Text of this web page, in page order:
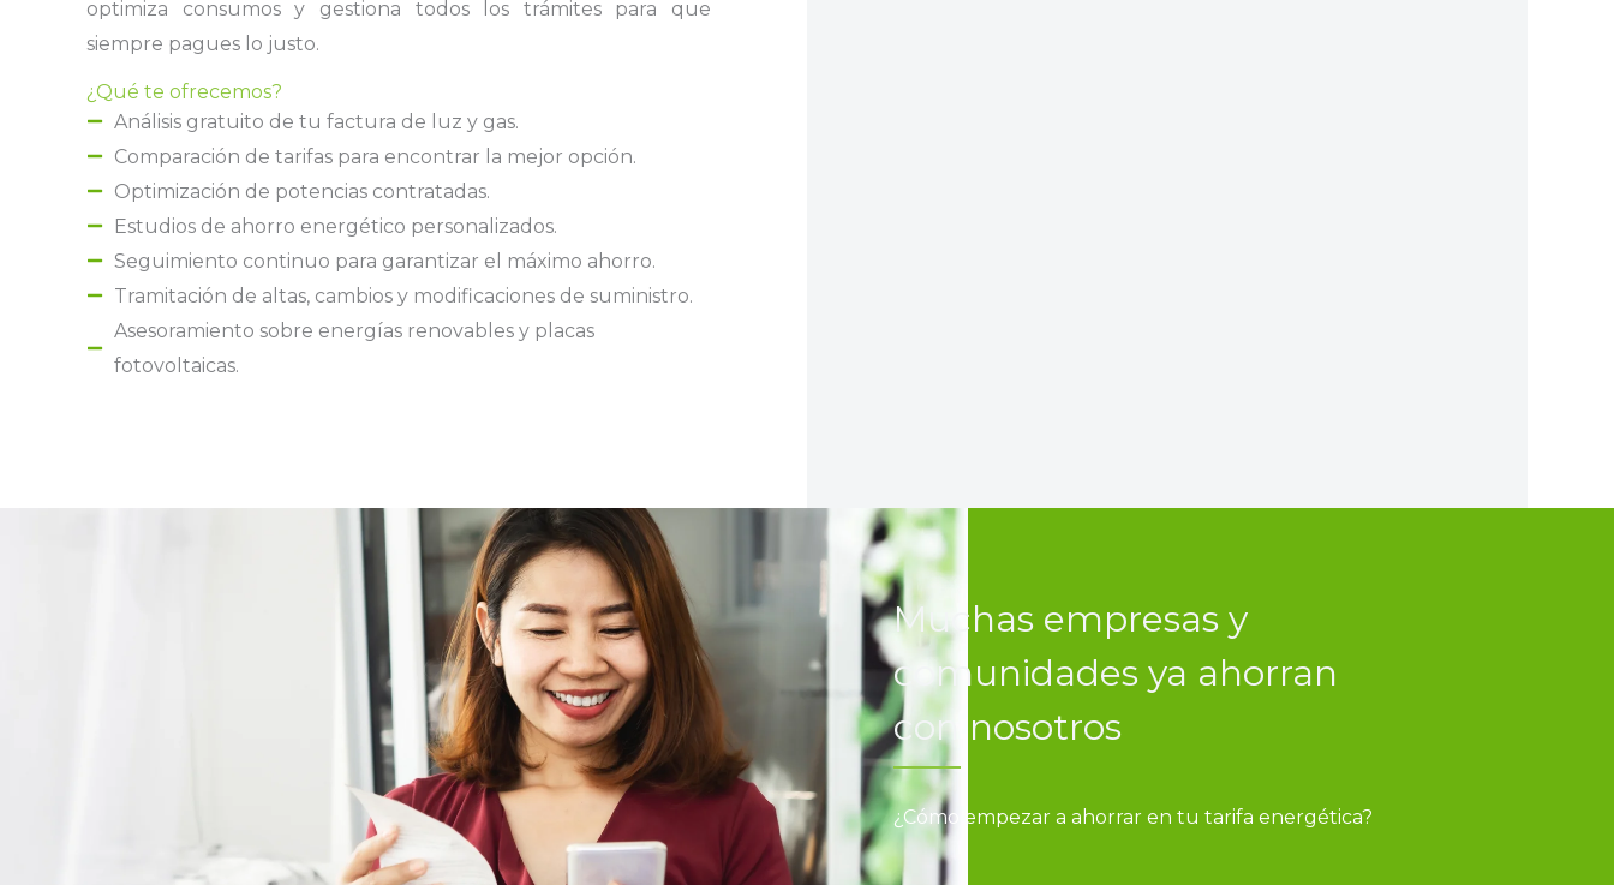
optimiza consumos y gestiona todos los trámites para que
siempre pagues lo justo.
¿Qué te ofrecemos?
Análisis gratuito de tu factura de luz y gas.
Comparación de tarifas para encontrar la mejor opción.
Optimización de potencias contratadas.
Estudios de ahorro energético personalizados.
Seguimiento continuo para garantizar el máximo ahorro.
Tramitación de altas, cambios y modificaciones de suministro.
Asesoramiento sobre energías renovables y placas
fotovoltaicas.
Muchas empresas y
comunidades ya ahorran
con nosotros
¿Cómo empezar a ahorrar en tu tarifa energética?